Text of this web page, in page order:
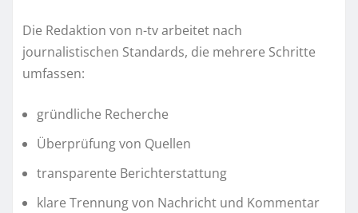
Die Redaktion von n-tv arbeitet nach
journalistischen Standards, die mehrere Schritte
umfassen:
gründliche Recherche
Überprüfung von Quellen
transparente Berichterstattung
klare Trennung von Nachricht und Kommentar